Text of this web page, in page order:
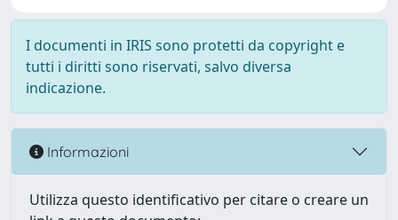
I documenti in IRIS sono protetti da copyright e
tutti i diritti sono riservati, salvo diversa
indicazione.
Informazioni
Utilizza questo identificativo per citare o creare un